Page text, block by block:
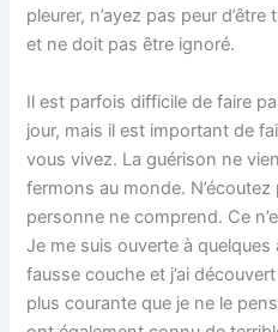
pleurer, n’ayez pas peur
et ne doit pas être ignoré.
Il est parfois difficile de faire
jour, mais il est important de
vous vivez. La guérison ne
fermons au monde.
personne ne comprend. Ce
Je me suis ouverte à
fausse couche et j’ai
plus courante que je ne le